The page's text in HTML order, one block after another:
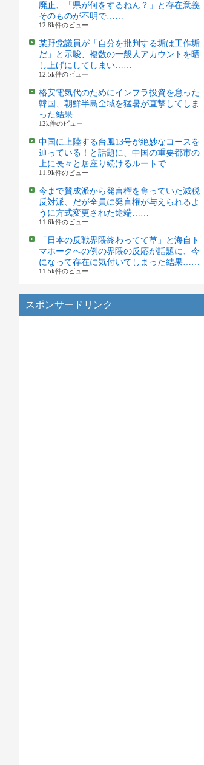
廃止、「県が何をするねん？」と存在意義
そのものが不明で……
12.8k件のビュー
某野党議員が「自分を批判する垢は工作垢
だ」と示唆、複数の一般人アカウントを晒
し上げにしてしまい……
12.5k件のビュー
格安電気代のためにインフラ投資を怠った
韓国、朝鮮半島全域を猛暑が直撃してしま
った結果……
12k件のビュー
中国に上陸する台風13号が絶妙なコースを
辿っている！と話題に、中国の重要都市の
上に長々と居座り続けるルートで……
11.9k件のビュー
今まで賛成派から発言権を奪っていた減税
反対派、だが全員に発言権が与えられるよ
うに方式変更された途端……
11.6k件のビュー
「日本の反戦界隈終わってて草」と海自ト
マホークへの例の界隈の反応が話題に、今
になって存在に気付いてしまった結果……
11.5k件のビュー
スポンサードリンク